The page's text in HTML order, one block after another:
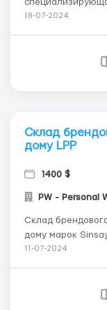
одежды,
18-07-2024
Склад
дому LPP
1400 $
PW - Personal
Склад
дому марок
робота на
37000- 56000
11-07-2024